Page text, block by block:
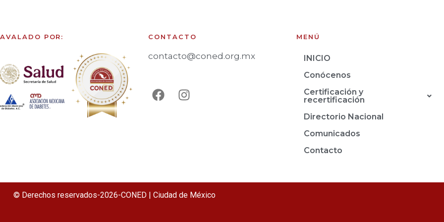
AVALADO POR: CONTACTO
contacto@coned.org.mx
MENÚ
INICIO
Conócenos
Certificación y
recertificación
Directorio Nacional
Comunicados
Contacto
© Derechos reservados-2026-CONED | Ciudad de México